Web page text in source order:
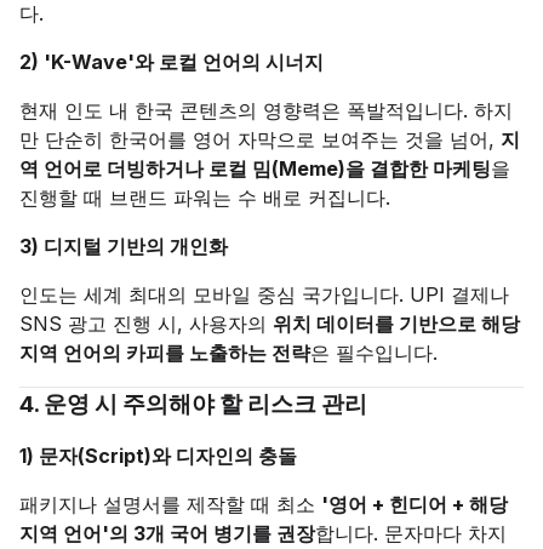
다.
2) 'K-Wave'와 로컬 언어의 시너지
현재 인도 내 한국 콘텐츠의 영향력은 폭발적입니다. 하지
만 단순히 한국어를 영어 자막으로 보여주는 것을 넘어, 지
역 언어로 더빙하거나 로컬 밈(Meme)을 결합한 마케팅을
진행할 때 브랜드 파워는 수 배로 커집니다.
3) 디지털 기반의 개인화
인도는 세계 최대의 모바일 중심 국가입니다. UPI 결제나
SNS 광고 진행 시, 사용자의 위치 데이터를 기반으로 해당
지역 언어의 카피를 노출하는 전략은 필수입니다.
4. 운영 시 주의해야 할 리스크 관리
1) 문자(Script)와 디자인의 충돌
패키지나 설명서를 제작할 때 최소 '영어 + 힌디어 + 해당
지역 언어'의 3개 국어 병기를 권장합니다. 문자마다 차지